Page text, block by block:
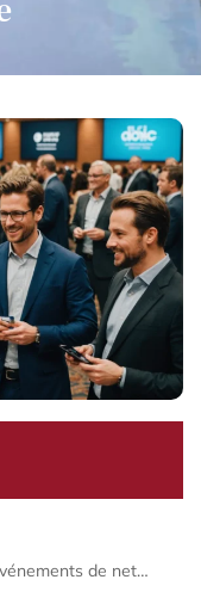
Critères pour choisir les meilleurs événements de networking